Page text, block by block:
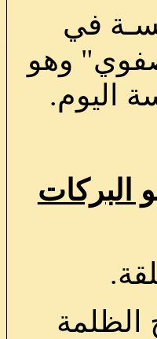
في
وهو
اليوم.
البركات
الظلمة